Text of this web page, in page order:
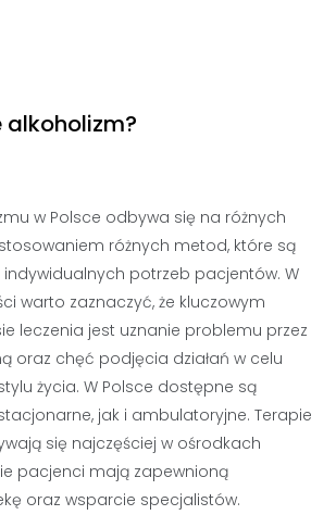
alkoholizm?
w Polsce odbywa się na różnych
różnych metod, które są
potrzeb pacjentów. W
warto zaznaczyć, że kluczowym
leczenia jest uznanie problemu przez
oraz chęć podjęcia działań w celu
życia. W Polsce dostępne są
jak i ambulatoryjne. Terapie
się najczęściej w ośrodkach
pacjenci mają zapewnioną
oraz wsparcie specjalistów.